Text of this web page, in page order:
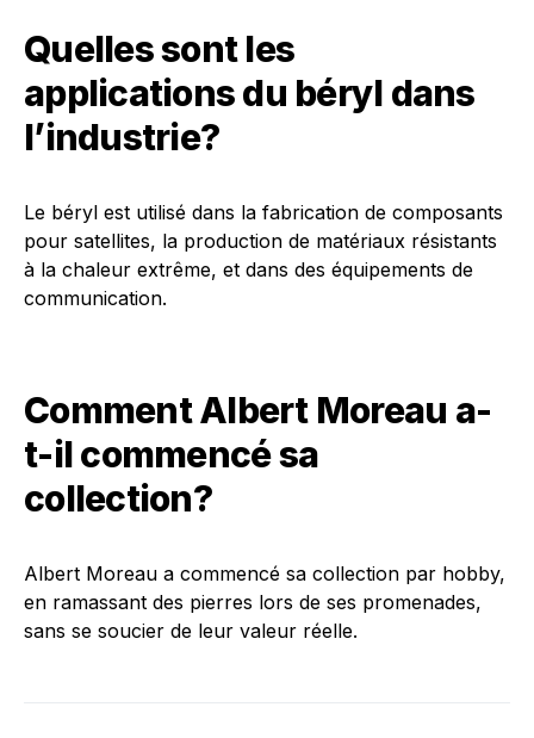
Quelles sont les
applications du béryl dans
l’industrie?
Le béryl est utilisé dans la fabrication de composants
pour satellites, la production de matériaux résistants
à la chaleur extrême, et dans des équipements de
communication.
Comment Albert Moreau a-
t-il commencé sa
collection?
Albert Moreau a commencé sa collection par hobby,
en ramassant des pierres lors de ses promenades,
sans se soucier de leur valeur réelle.